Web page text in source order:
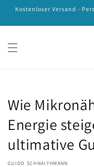
Direkt zum
Kostenloser Versand -
Wie
Energie
ultimative
GUIDO SCHNAITHMANN